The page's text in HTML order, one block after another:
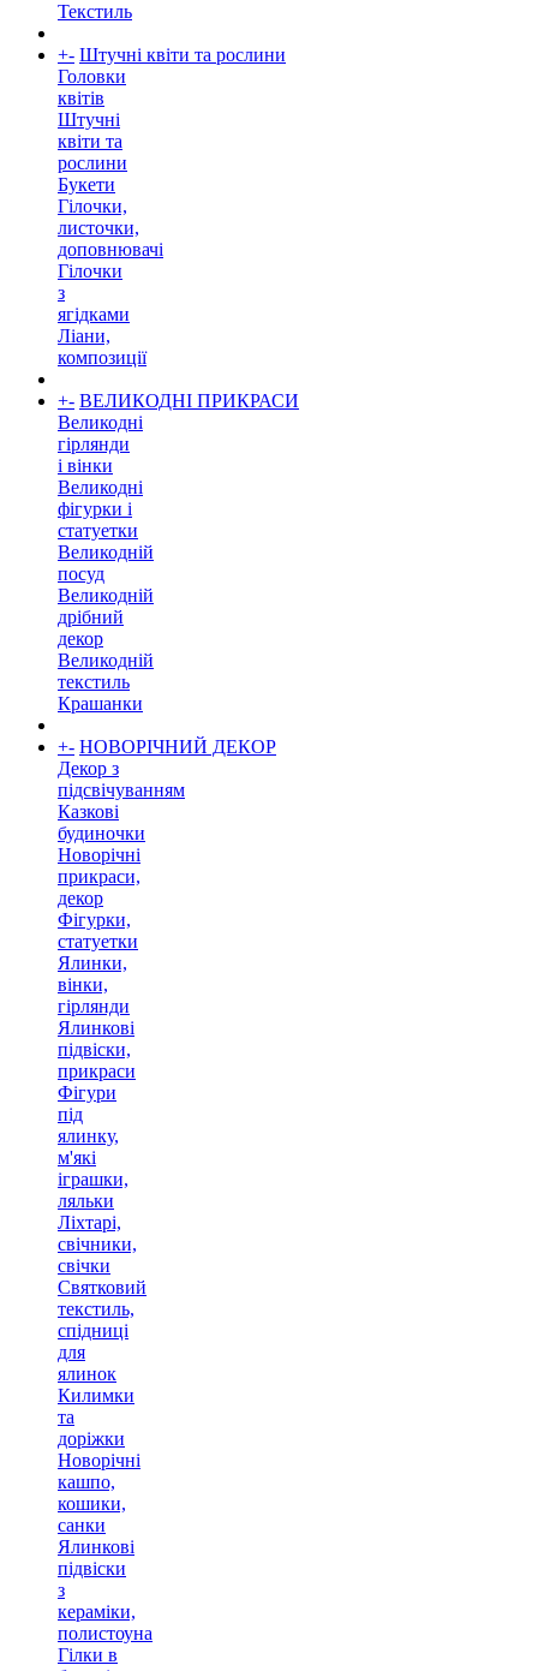
Текстиль
+- Штучні квіти та рослини
Головки
квітів
Штучні
квіти та
рослини
Букети
Гілочки,
листочки,
доповнювачі
Гілочки
з
ягідками
Ліани,
композиції
+- ВЕЛИКОДНІ ПРИКРАСИ
Великодні
гірлянди
і вінки
Великодні
фігурки і
статуетки
Великодній
посуд
Великодній
дрібний
декор
Великодній
текстиль
Крашанки
+- НОВОРІЧНИЙ ДЕКОР
Декор з
підсвічуванням
Казкові
будиночки
Новорічні
прикраси,
декор
Фігурки,
статуетки
Ялинки,
вінки,
гірлянди
Ялинкові
підвіски,
прикраси
Фігури
під
ялинку,
м'які
іграшки,
ляльки
Ліхтарі,
свічники,
свічки
Святковий
текстиль,
спідниці
для
ялинок
Килимки
та
доріжки
Новорічні
кашпо,
кошики,
санки
Ялинкові
підвіски
з
кераміки,
полистоуна
Гілки в